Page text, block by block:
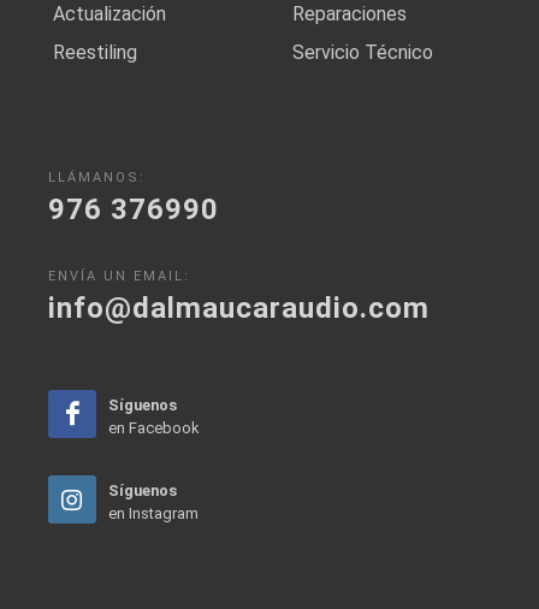
Actualización
Reestiling
Reparaciones
Servicio Técnico
LLÁMANOS:
976 376990
ENVÍA UN EMAIL:
info@dalmaucaraudio.com
Síguenos
en Facebook
Síguenos
en Instagram